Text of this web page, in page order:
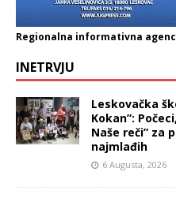
Regionalna informativna
INETRVJU
Leskovačka
Kokan”:
Naše reči” za
najmlađih
6 Augusta, 2026